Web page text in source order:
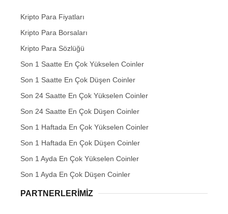
Kripto Para Fiyatları
Kripto Para Borsaları
Kripto Para Sözlüğü
Son 1 Saatte En Çok Yükselen Coinler
Son 1 Saatte En Çok Düşen Coinler
Son 24 Saatte En Çok Yükselen Coinler
Son 24 Saatte En Çok Düşen Coinler
Son 1 Haftada En Çok Yükselen Coinler
Son 1 Haftada En Çok Düşen Coinler
Son 1 Ayda En Çok Yükselen Coinler
Son 1 Ayda En Çok Düşen Coinler
PARTNERLERIMIZ